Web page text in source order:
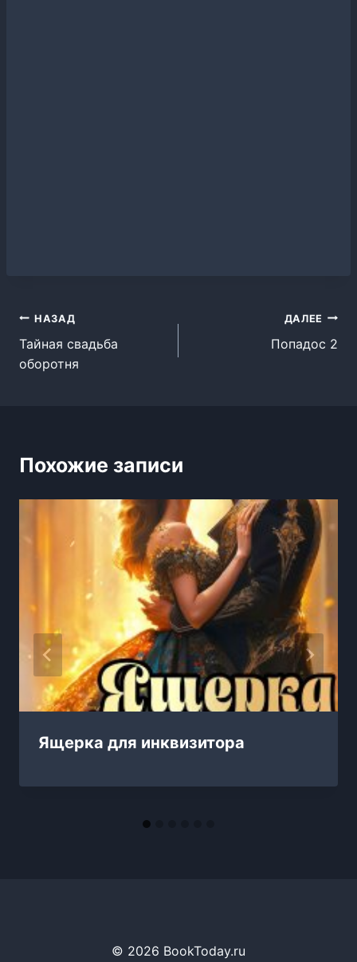
Навигация
по
НАЗАД
Тайная свадьба
оборотня
ДАЛЕЕ
Попадос 2
Похожие записи
Ящерка для инквизитора
© 2026 BookToday.ru